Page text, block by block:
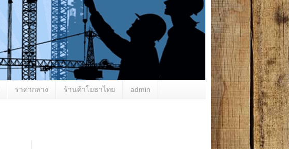
ราคากลาง ร้านค้าโยธาไทย admin